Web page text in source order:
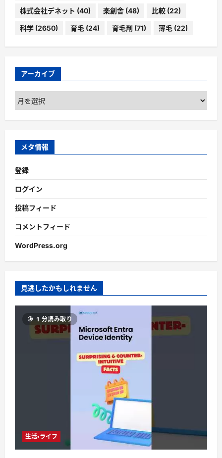
株式会社デネット (40) 楽創舎 (48) 比較 (22)
科学 (2650) 育毛 (24) 育毛剤 (71) 薄毛 (22)
アーカイブ
ア
ー
カ
ブ
メタ情報
登録
ログイン
投稿フィード
コメントフィード
WordPress.org
見逃したかもしれません
1 分読み取り
生活・ライフ